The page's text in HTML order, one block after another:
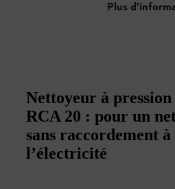
Plus
Nettoyeur à
RCA 20 : pour un
sans raccordement à
l’électricité